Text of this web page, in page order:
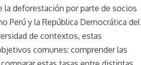
la deforestación por parte de socios
Perú y la República Democrática del
de contextos, estas
comunes: comprender las